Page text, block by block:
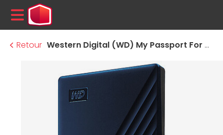
MENU
Retour
Western Digital (WD) My Passport For Mac - 5 To (Bleu / Nuit)